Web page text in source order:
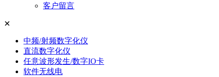
客户留言
✕
中频/射频数字化仪
直流数字化仪
任意波形发生/数字IO卡
软件无线电